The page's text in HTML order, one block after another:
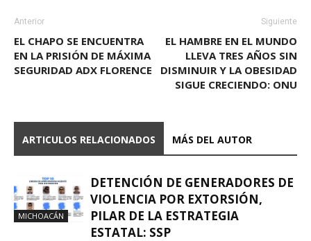
Anterior
EL CHAPO SE ENCUENTRA
EN LA PRISIÓN DE MÁXIMA
SEGURIDAD ADX FLORENCE
Siguiente
EL HAMBRE EN EL MUNDO
LLEVA TRES AÑOS SIN
DISMINUIR Y LA OBESIDAD
SIGUE CRECIENDO: ONU
ARTICULOS RELACIONADOS MÁS DEL AUTOR
MICHOACÁN
DETENCIÓN DE GENERADORES DE
VIOLENCIA POR EXTORSIÓN,
PILAR DE LA ESTRATEGIA
ESTATAL: SSP